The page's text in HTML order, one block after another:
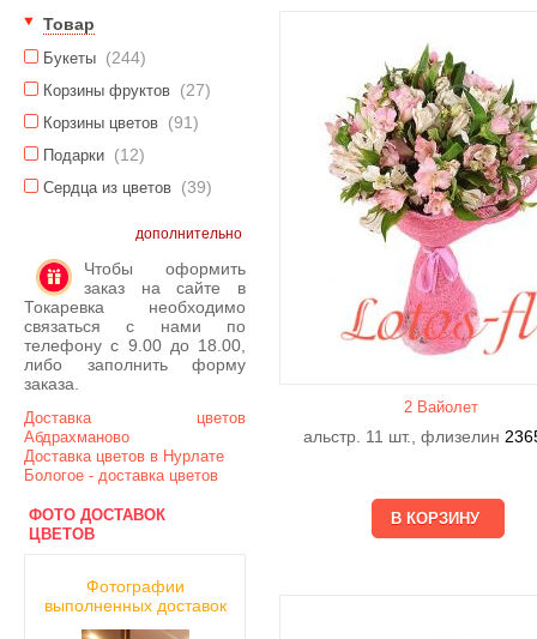
Товар
Букеты (244)
Корзины фруктов (27)
Корзины цветов (91)
Подарки (12)
Сердца из цветов (39)
дополнительно
Чтобы оформить
заказ на сайте в
Токаревка необходимо
связаться с нами по
телефону с 9.00 до 18.00,
либо заполнить форму
заказа.
Доставка цветов
Абдрахманово
Доставка цветов в Нурлате
Бологое - доставка цветов
ФОТО ДОСТАВОК
ЦВЕТОВ
Фотографии
выполненных доставок
2 Вайолет
альстр. 11 шт., флизелин